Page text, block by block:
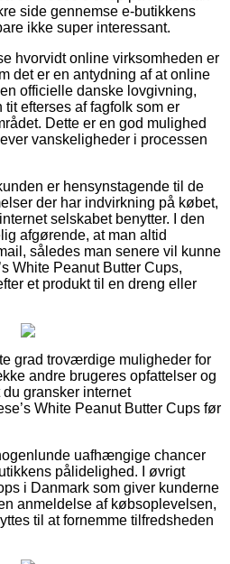
side gennemse e-butikkens
ikke super interessant.
hvorvidt online virksomheden er
det er en antydning af at online
officielle danske lovgivning,
efterses af fagfolk som er
Dette er en god mulighed
vanskeligheder i processen
er hensynstagende til de
der har indvirkning på købet,
selskabet benytter. I den
afgørende, at man altid
således man senere vil kunne
White Peanut Butter Cups,
et produkt til en dreng eller
grad troværdige muligheder for
andre brugeres opfattelser og
gransker internet
White Peanut Butter Cups før
uafhængige chancer
pålidelighed. I øvrigt
i Danmark som giver kunderne
anmeldelse af købsoplevelsen,
til at fornemme tilfredsheden